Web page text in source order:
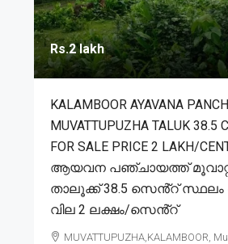
Rs.2 lakh
KALAMBOOR AYAVANA
MUVATTUPUZHA TALUK 38.5
FOR SALE PRICE 2 LAKH/
ആയവന പഞ്ചായത്ത്
താലൂക്ക് 38.5 സെൻ്റ് സ്ഥലം
വില 2 ലക്ഷം/സെൻ്റ്
MUVATTUPUZHA,KALAMBOOR,